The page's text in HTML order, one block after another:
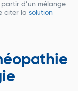
d’un mélange
citer la solution